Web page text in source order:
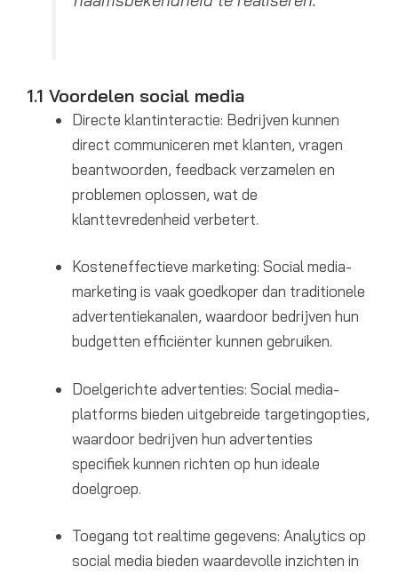
1.1 Voordelen social media
Directe klantinteractie: Bedrijven kunnen
direct communiceren met klanten, vragen
beantwoorden, feedback verzamelen en
problemen oplossen, wat de
klanttevredenheid verbetert.
Kosteneffectieve marketing: Social media-
marketing is vaak goedkoper dan traditionele
advertentiekanalen, waardoor bedrijven hun
budgetten efficiënter kunnen gebruiken.
Doelgerichte advertenties: Social media-
platforms bieden uitgebreide targetingopties,
waardoor bedrijven hun advertenties
specifiek kunnen richten op hun ideale
doelgroep.
Toegang tot realtime gegevens: Analytics op
social media bieden waardevolle inzichten in